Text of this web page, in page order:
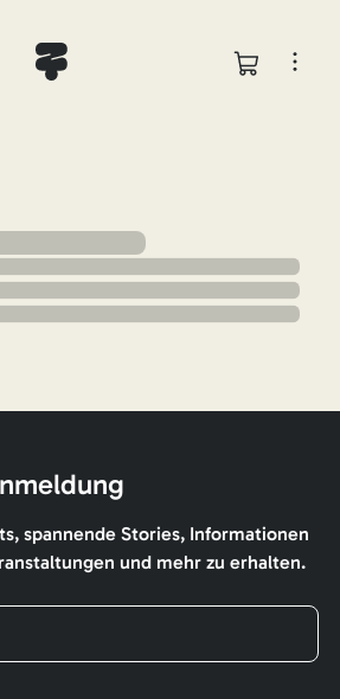
spannende Stories, Informationen
und mehr zu erhalten.